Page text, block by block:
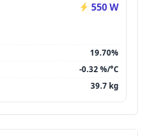
550 W
19.70%
-0.32 %/°C
39.7 kg